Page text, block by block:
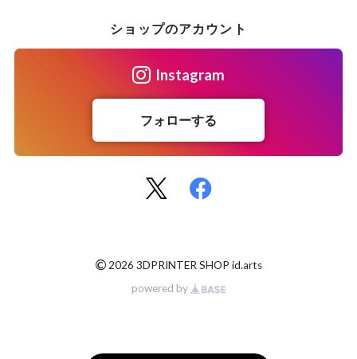
ショップのアカウント
Instagram
フォローする
©2026 3DPRINTER SHOP id.arts
powered by